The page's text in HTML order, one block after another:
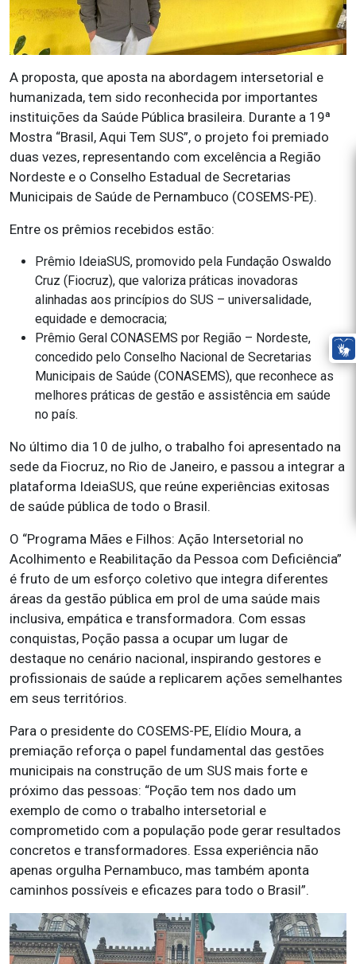
A proposta, que aposta na abordagem intersetorial e
humanizada, tem sido reconhecida por importantes
instituições da Saúde Pública brasileira. Durante a 19ª
Mostra “Brasil, Aqui Tem SUS”, o projeto foi premiado
duas vezes, representando com excelência a Região
Nordeste e o Conselho Estadual de Secretarias
Municipais de Saúde de Pernambuco (COSEMS-PE).
Entre os prêmios recebidos estão:
Prêmio IdeiaSUS, promovido pela Fundação Oswaldo
Cruz (Fiocruz), que valoriza práticas inovadoras
alinhadas aos princípios do SUS – universalidade,
equidade e democracia;
Prêmio Geral CONASEMS por Região – Nordeste,
concedido pelo Conselho Nacional de Secretarias
Municipais de Saúde (CONASEMS), que reconhece as
melhores práticas de gestão e assistência em saúde
no país.
No último dia 10 de julho, o trabalho foi apresentado na
sede da Fiocruz, no Rio de Janeiro, e passou a integrar a
plataforma IdeiaSUS, que reúne experiências exitosas
de saúde pública de todo o Brasil.
O “Programa Mães e Filhos: Ação Intersetorial no
Acolhimento e Reabilitação da Pessoa com Deficiência”
é fruto de um esforço coletivo que integra diferentes
áreas da gestão pública em prol de uma saúde mais
inclusiva, empática e transformadora. Com essas
conquistas, Poção passa a ocupar um lugar de
destaque no cenário nacional, inspirando gestores e
profissionais de saúde a replicarem ações semelhantes
em seus territórios.
Para o presidente do COSEMS-PE, Elídio Moura, a
premiação reforça o papel fundamental das gestões
municipais na construção de um SUS mais forte e
próximo das pessoas: “Poção tem nos dado um
exemplo de como o trabalho intersetorial e
comprometido com a população pode gerar resultados
concretos e transformadores. Essa experiência não
apenas orgulha Pernambuco, mas também aponta
caminhos possíveis e eficazes para todo o Brasil”.